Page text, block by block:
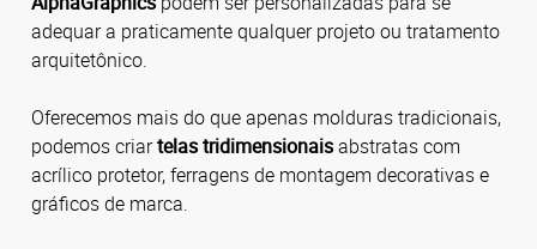
adequar a praticamente qualquer projeto ou tratamento
arquitetônico.
Oferecemos mais do que apenas molduras tradicionais,
podemos criartelas tridimensionaisabstratas com
acrílico protetor, ferragens de montagem decorativas e
gráficos de marca.